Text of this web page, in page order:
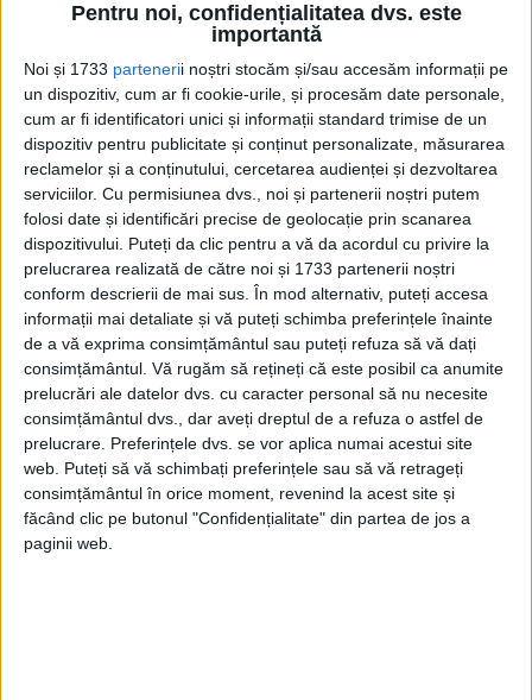
Pentru noi, confidențialitatea dvs. este
importantă
Noi și 1733 partenerii noștri stocăm și/sau accesăm informații pe
un dispozitiv, cum ar fi cookie-urile, și procesăm date personale,
cum ar fi identificatori unici și informații standard trimise de un
dispozitiv pentru publicitate și conținut personalizate, măsurarea
reclamelor și a conținutului, cercetarea audienței și dezvoltarea
serviciilor. Cu permisiunea dvs., noi și partenerii noștri putem
folosi date și identificări precise de geolocație prin scanarea
dispozitivului. Puteți da clic pentru a vă da acordul cu privire la
prelucrarea realizată de către noi și 1733 partenerii noștri
conform descrierii de mai sus. În mod alternativ, puteți accesa
informații mai detaliate și vă puteți schimba preferințele înainte
de a vă exprima consimțământul sau puteți refuza să vă dați
consimțământul. Vă rugăm să rețineți că este posibil ca anumite
prelucrări ale datelor dvs. cu caracter personal să nu necesite
consimțământul dvs., dar aveți dreptul de a refuza o astfel de
prelucrare. Preferințele dvs. se vor aplica numai acestui site
web. Puteți să vă schimbați preferințele sau să vă retrageți
consimțământul în orice moment, revenind la acest site și
făcând clic pe butonul "Confidențialitate" din partea de jos a
paginii web.
din Michigan, avea afaceri cu nave cu aburi
în zona Marilor Lacuri, cherestea în
Michigan, producea fier și oțel și avea mine
de argint în Colorado.
El este cel care a fabricat primul oțel
Besemer în Statele Unite la uzina sa din
Wyandotte și a fost președinte al căii ferate
Flint și Pere Marquette din 1860 până la
moartea sa.
Căpitanul Ward a murit când Clara avea
mai puțin de doi ani.
Moara și fabricile de cherestea de la
Ludington au fost moștenite de mama